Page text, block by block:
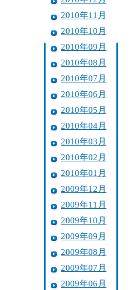
2010年11月
2010年10月
2010年09月
2010年08月
2010年07月
2010年06月
2010年05月
2010年04月
2010年03月
2010年02月
2010年01月
2009年12月
2009年11月
2009年10月
2009年09月
2009年08月
2009年07月
2009年06月